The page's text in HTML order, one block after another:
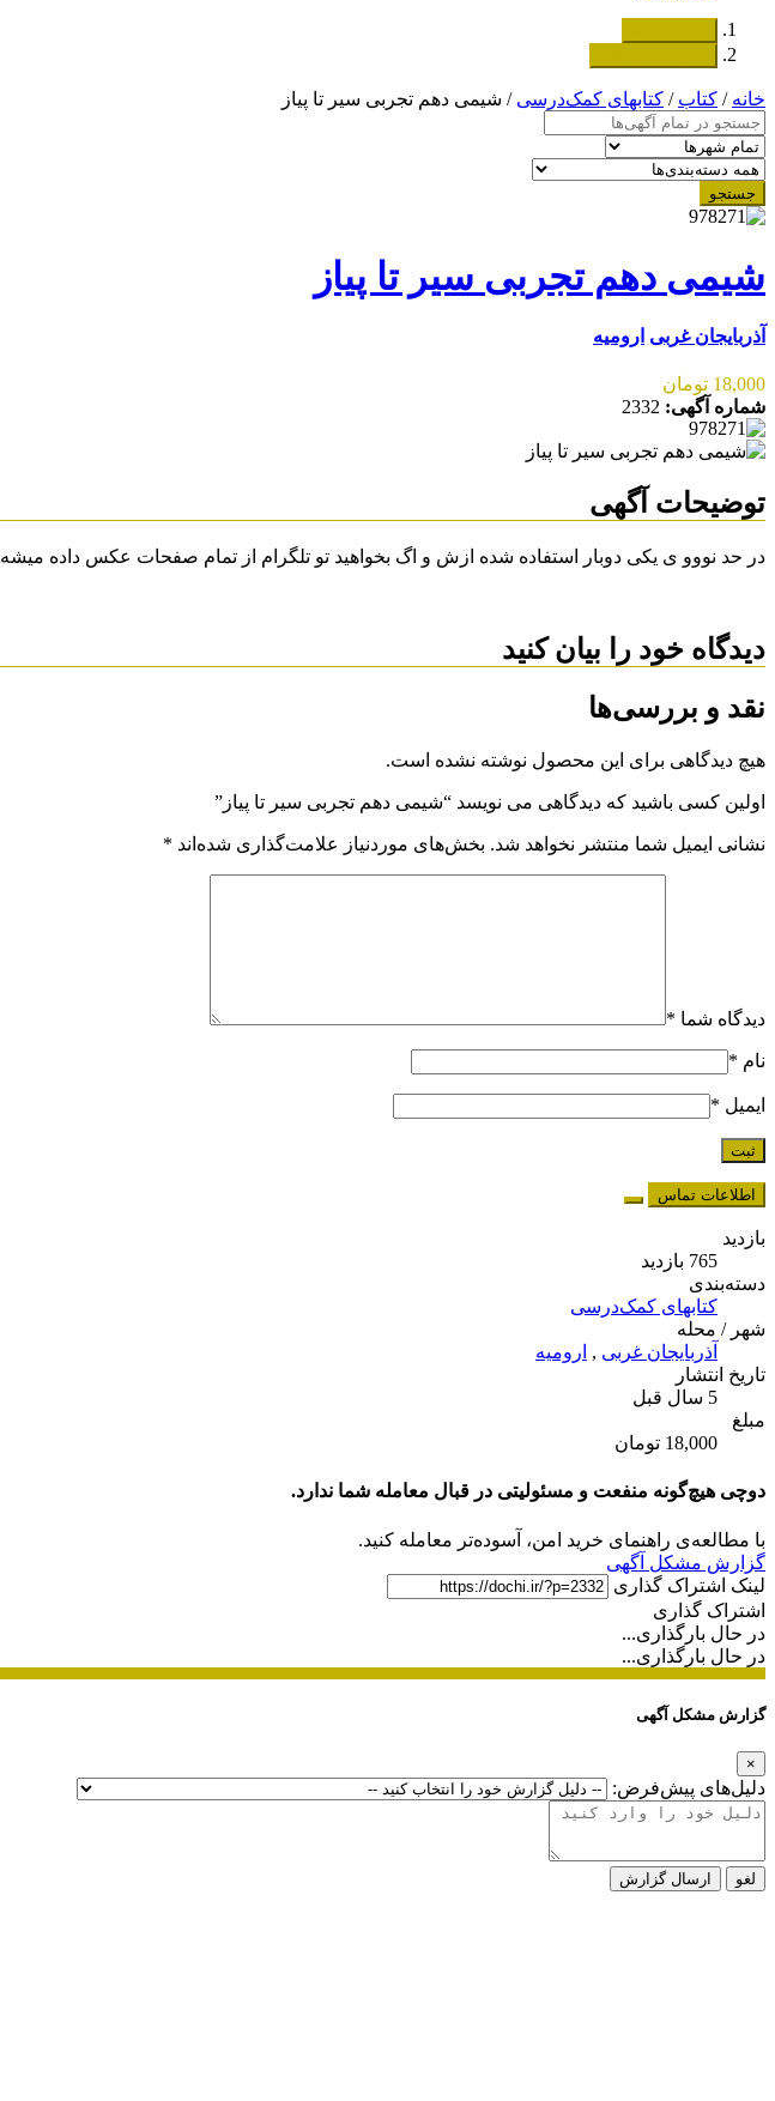
خانه / کتاب / کتابهای کمک‌درسی / شیمی دهم تجربی سیر تا پیاز
جستجو
شیمی دهم تجربی سیر تا پیاز
آذربایجان غربی ارومیه
18,000 تومان
شماره آگهی: 2332
توضیحات آگهی
در حد نووو ی یکی دوبار استفاده شده ازش و اگ بخواهید تو تلگرام از تمام صفحات عکس داده میشه
دیدگاه خود را بیان کنید
نقد و بررسی‌ها
هیچ دیدگاهی برای این محصول نوشته نشده است.
اولین کسی باشید که دیدگاهی می نویسد “شیمی دهم تجربی سیر تا پیاز”
نشانی ایمیل شما منتشر نخواهد شد. بخش‌های موردنیاز علامت‌گذاری شده‌اند *
دیدگاه شما *
نام *
ایمیل *
اطلاعات تماس
بازدید
765 بازدید
دسته‌بندی
کتابهای کمک‌درسی
شهر / محله
آذربایجان غربی , ارومیه
تاریخ انتشار
5 سال قبل
مبلغ
18,000 تومان
دوچی هیچ‌گونه منفعت و مسئولیتی در قبال معامله شما ندارد.
با مطالعه‌ی راهنمای خرید امن، آسوده‌تر معامله کنید.
گزارش مشکل آگهی
لینک اشتراک گذاری
اشتراک گذاری
در حال بارگذاری...
در حال بارگذاری...
گزارش مشکل آگهی
×
دلیل‌های پیش‌فرض:
لغو ارسال گزارش